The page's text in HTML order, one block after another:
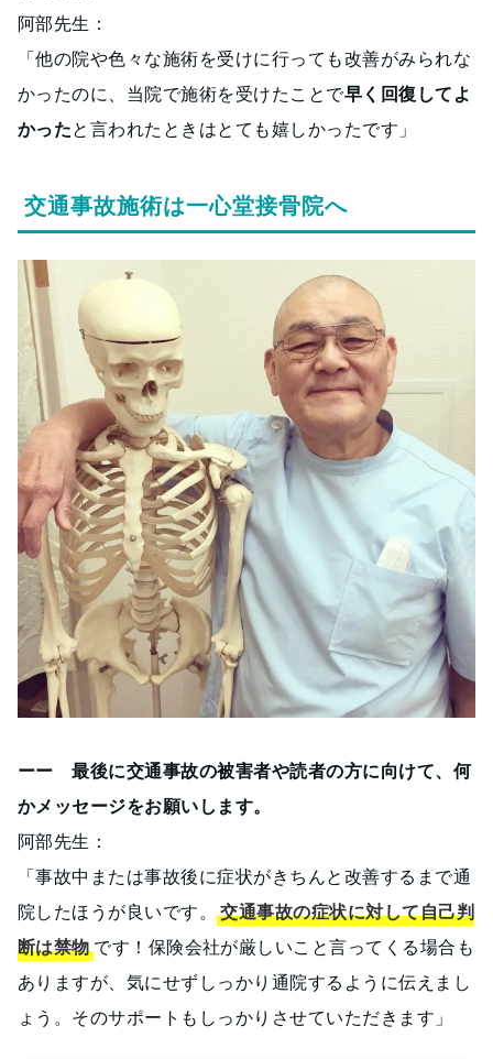
阿部先生：
「他の院や色々な施術を受けに行っても改善がみられな
かったのに、当院で施術を受けたことで早く回復してよ
かったと言われたときはとても嬉しかったです」
交通事故施術は一心堂接骨院へ
ーー 最後に交通事故の被害者や読者の方に向けて、何
かメッセージをお願いします。
阿部先生：
「事故中または事故後に症状がきちんと改善するまで通
院したほうが良いです。交通事故の症状に対して自己判
断は禁物 です！保険会社が厳しいこと言ってくる場合も
ありますが、気にせずしっかり通院するように伝えまし
ょう。そのサポートもしっかりさせていただきます」